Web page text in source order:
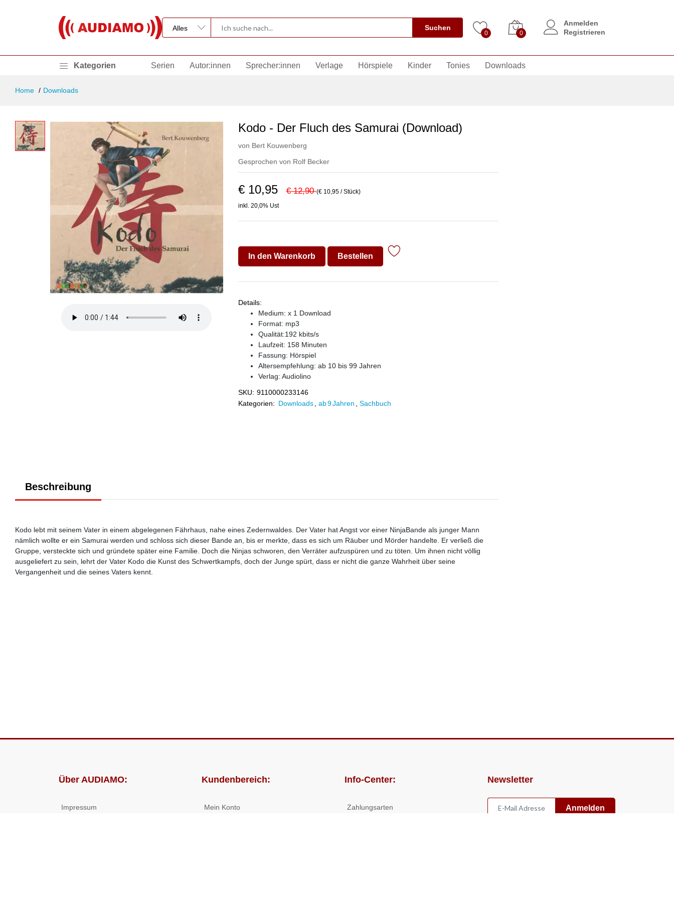
Suchen
0 0
Anmelden
Registrieren
Kategorien Serien Autor:innen Sprecher:innen Verlage Hörspiele Kinder Tonies Downloads
Home Downloads
Kodo - Der Fluch des Samurai (Download)
von Bert Kouwenberg
Gesprochen von Rolf Becker
€ 10,95 € 12,90(€ 10,95 / Stück)
inkl. 20,0% Ust
In den Warenkorb Bestellen
Details:
Medium: x 1 Download
Format: mp3
Qualität:192 kbits/s
Laufzeit: 158 Minuten
Fassung: Hörspiel
Altersempfehlung: ab 10 bis 99 Jahren
Verlag: Audiolino
SKU: 9110000233146
Kategorien: Downloads ab 9 Jahren Sachbuch
Beschreibung
Kodo lebt mit seinem Vater in einem abgelegenen Fährhaus, nahe eines Zedernwaldes. Der Vater hat Angst vor einer NinjaBande als junger Mann
nämlich wollte er ein Samurai werden und schloss sich dieser Bande an, bis er merkte, dass es sich um Räuber und Mörder handelte. Er verließ die
Gruppe, versteckte sich und gründete später eine Familie. Doch die Ninjas schworen, den Verräter aufzuspüren und zu töten. Um ihnen nicht völlig
ausgeliefert zu sein, lehrt der Vater Kodo die Kunst des Schwertkampfs, doch der Junge spürt, dass er nicht die ganze Wahrheit über seine
Vergangenheit und die seines Vaters kennt.
Über AUDIAMO:
Impressum
Kundenbereich:
Mein Konto
Info-Center:
Zahlungsarten
Newsletter
Anmelden